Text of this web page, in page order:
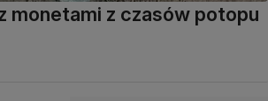
monetami z czasów potopu